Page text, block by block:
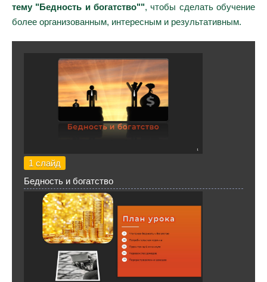
тему "Бедность и богатство"", чтобы сделать обучение
более организованным, интересным и результативным.
1 слайд
Бедность и богатство